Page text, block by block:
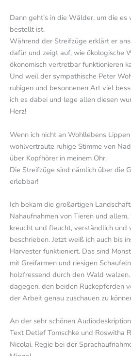
Dann geht’s in die Wälder, um die
bestellt ist.
Während der Streifzüge erklärt er
dafür und zeigt auf, wie ökologische
ökonomisch vertretbar funktionieren
Und weil der sympathische Peter
ruhigen und besonnenen Art viel
ich es dabei und lege allen diesen
Herz!
Wenn ich nicht an Wohllebens
wohlvertraute ruhige Stimme von
über Kopfhörer in meinem Ohr.
Die Streifzüge sind nämlich über die
erlebbar!
Ich bekam die großartigen
Nahaufnahmen von Tieren und
kreucht und fleucht, verständlich und
beschrieben. Jetzt weiß ich auch bis
Harvester funktioniert. Das sind
mit Greifarmen und riesigen
holzfressend durch den Wald
dagegen, den beiden Rückepferden
der Arbeit genau zuschauen zu
An der sehr schönen
Text Detlef Tomschke und Roswitha
Nicolai, Regie bei der